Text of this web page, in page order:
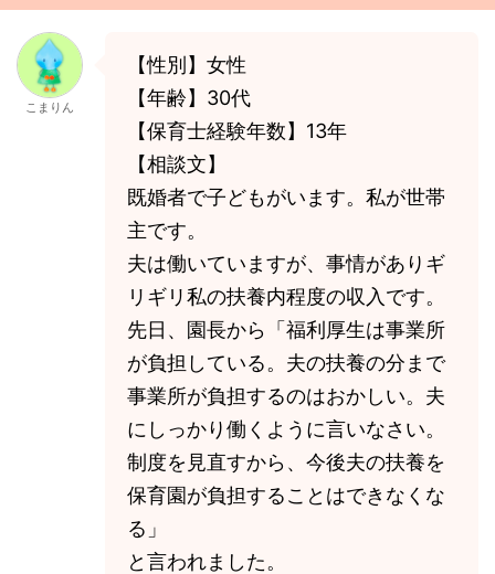
こまりん
【性別】女性
【年齢】30代
【保育士経験年数】13年
【相談文】
既婚者で子どもがいます。私が世帯
主です。
夫は働いていますが、事情がありギ
リギリ私の扶養内程度の収入です。
先日、園長から「福利厚生は事業所
が負担している。夫の扶養の分まで
事業所が負担するのはおかしい。夫
にしっかり働くように言いなさい。
制度を見直すから、今後夫の扶養を
保育園が負担することはできなくな
る」
と言われました。